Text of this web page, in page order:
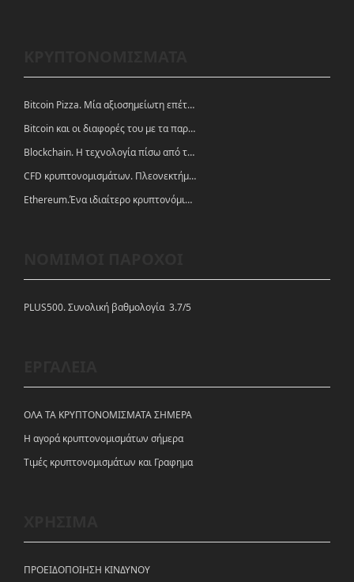
Bitcoin Pizza. Μία αξιοσημείωτη επέτειος.
Bitcoin και οι διαφορές του με τα παραδοσιακά νομίσματα
Blockchain. Η τεχνολογία πίσω από τα κρυπτονομίσματα
CFD κρυπτονομισμάτων. Πλεονεκτήματα και ευκαιρίες
Ethereum.Ένα ιδιαίτερο κρυπτονόμισμα-πλατφόρμα
PLUS500. Συνολική βαθμολογία 3.7/5
ΟΛΑ ΤΑ ΚΡΥΠΤΟΝΟΜΙΣΜΑΤΑ ΣΗΜΕΡΑ
Η αγορά κρυπτονομισμάτων σήμερα
Tιμές κρυπτονομισμάτων και Γραφημα
ΠΡΟΕΙΔΟΠΟΙΗΣΗ ΚΙΝΔΥΝΟΥ